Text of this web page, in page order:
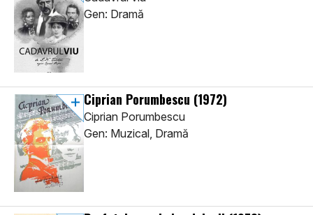
Gen: Dramă
Ciprian Porumbescu (1972)
Ciprian Porumbescu
Gen: Muzical, Dramă